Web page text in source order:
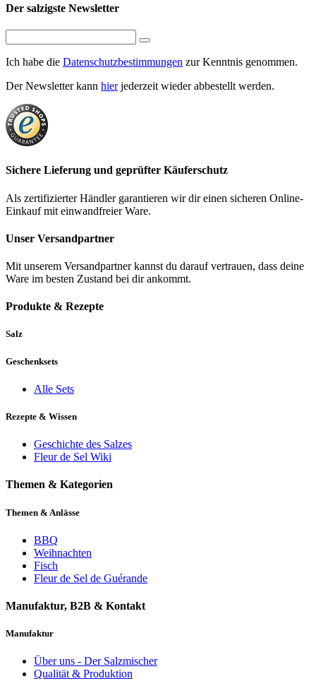
Der salzigste Newsletter
Ich habe die Datenschutzbestimmungen zur Kenntnis genommen.
Der Newsletter kann hierjederzeit wieder abbestellt werden.
Sichere Lieferung und geprüfter Käuferschutz
Als zertifizierter Händler garantieren wir dir einen sicheren Online-
Einkauf mit einwandfreier Ware.
Unser Versandpartner
Mit unserem Versandpartner kannst du darauf vertrauen, dass deine
Ware im besten Zustand bei dir ankommt.
Produkte & Rezepte
Salz
Geschenksets
Alle Sets
Rezepte & Wissen
Geschichte des Salzes
Fleur de Sel Wiki
Themen & Kategorien
Themen & Anlässe
BBQ
Weihnachten
Fisch
Fleur de Sel de Guérande
Manufaktur, B2B & Kontakt
Manufaktur
Über uns - Der Salzmischer
Qualität & Produktion